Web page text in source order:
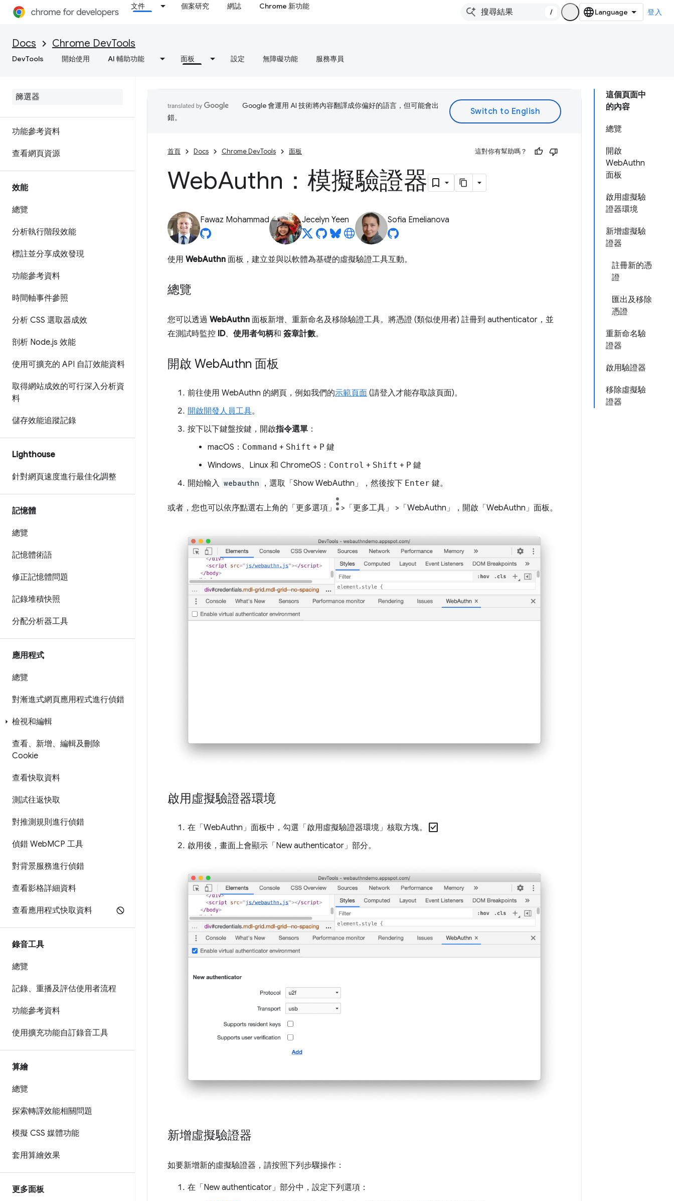
文件 個案研究 網誌 Chrome 新功能
/ 登入
Docs Chrome DevTools
DevTools 開始使用 AI 輔助功能 面板 設定 無障礙功能 服務專員
對 C/C++ WebAssembly 進行
功能參考資料
查看網頁資源
效能
總覽
分析執行階段效能
標註並分享成效發現
功能參考資料
時間軸事件參照
分析 CSS 選取器成效
剖析 Node.js 效能
使用可擴充的 API 自訂效能資料
取得網站成效的可行深入分析資
料
儲存效能追蹤記錄
Lighthouse
針對網頁速度進行最佳化調整
記憶體
總覽
記憶體術語
修正記憶體問題
記錄堆積快照
分配分析器工具
應用程式
總覽
對漸進式網頁應用程式進行偵錯
檢視和編輯
查看、新增、編輯及刪除
Cookie
查看快取資料
測試往返快取
對推測規則進行偵錯
偵錯 WebMCP 工具
對背景服務進行偵錯
查看影格詳細資料
查看應用程式快取資料
錄音工具
總覽
記錄、重播及評估使用者流程
功能參考資料
使用擴充功能自訂錄音工具
算繪
總覽
探索轉譯效能相關問題
模擬 CSS 媒體功能
套用算繪效果
更多面板
這個頁面中
的內容
總覽
開啟
WebAuthn
面板
啟用虛擬驗
證器環境
新增虛擬驗
證器
註冊新的憑
證
匯出及移除
憑證
重新命名驗
證器
啟用驗證器
移除虛擬驗
證器
Google 會運用 AI 技術將內容翻譯成你偏好的語言，但可能會出
錯。
首頁 Docs Chrome DevTools 面板 這對你有幫助嗎？
WebAuthn：模擬驗證器
Fawaz Mohammad Jecelyn Yeen Sofia Emelianova
使用 WebAuthn 面板，建立並與以軟體為基礎的虛擬驗證工具互動。
總覽
您可以透過 WebAuthn 面板新增、重新命名及移除驗證工具。將憑證 (類似使用者) 註冊到 authenticator，並
在測試時監控 ID、 使用者句柄和 簽章計數。
開啟 WebAuthn 面板
前往使用 WebAuthn 的網頁，例如我們的示範頁面 (請登入才能存取該頁面)。
開啟開發人員工具。
按下以下鍵盤按鍵，開啟指令選單 ：
macOS： Command + Shift + P 鍵
Windows、Linux 和 ChromeOS： Control + Shift + P 鍵
開始輸入 webauthn ，選取「Show WebAuthn」 ，然後按下 Enter 鍵。
或者，您也可以依序點選右上角的「更多選項」 >「更多工具」 >「WebAuthn」 ，開啟「WebAuthn」 面板。
啟用虛擬驗證器環境
在「WebAuthn」 面板中，勾選「啟用虛擬驗證器環境」 核取方塊。 check_box
啟用後，畫面上會顯示「New authenticator」 部分。
新增虛擬驗證器
如要新增新的虛擬驗證器，請按照下列步驟操作：
在「New authenticator」 部分中，設定下列選項：